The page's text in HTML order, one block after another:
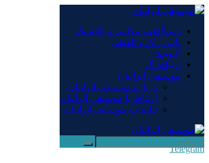
دستگاهی، مقامی و کلاسیک
پاپ، راک و تلفیقی
آلبوم‌ها
ارتباط گر
موسیقی ایرانیان
درباره موسیقی ایرانیان
ارتباط با موسیقی ایرانیان
تبلیغات موسیقی ایرانیان
×
دستگاهی، مقامی و کلاسیک
پاپ، راک و تلفیقی
آلبوم‌ها
ارتباط گر
موسیقی ایرانیان
×
Telegram